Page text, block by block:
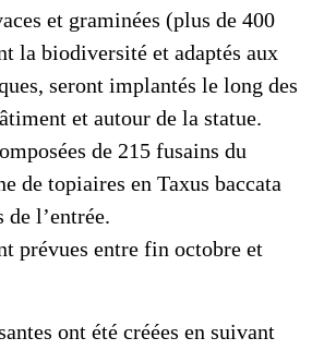
et graminées (plus de 400
la biodiversité et adaptés aux
seront implantés le long des
et autour de la statue.
de 215 fusains du
de topiaires en Taxus baccata
de l’entrée.
prévues entre fin octobre et
ont été créées en suivant